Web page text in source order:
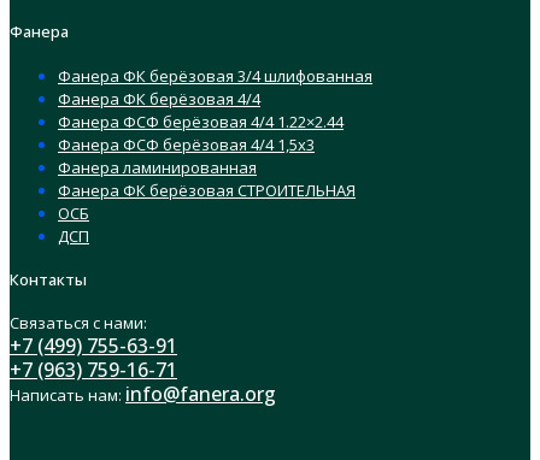
Фанера
Фанера ФК берёзовая 3/4 шлифованная
Фанера ФК берёзовая 4/4
Фанера ФСФ берёзовая 4/4 1.22×2.44
Фанера ФСФ берёзовая 4/4 1,5х3
Фанера ламинированная
Фанера ФК берёзовая СТРОИТЕЛЬНАЯ
ОСБ
ДСП
Контакты
Связаться с нами:
+7 (499) 755-63-91
+7 (963) 759-16-71
Написать нам: info@fanera.org